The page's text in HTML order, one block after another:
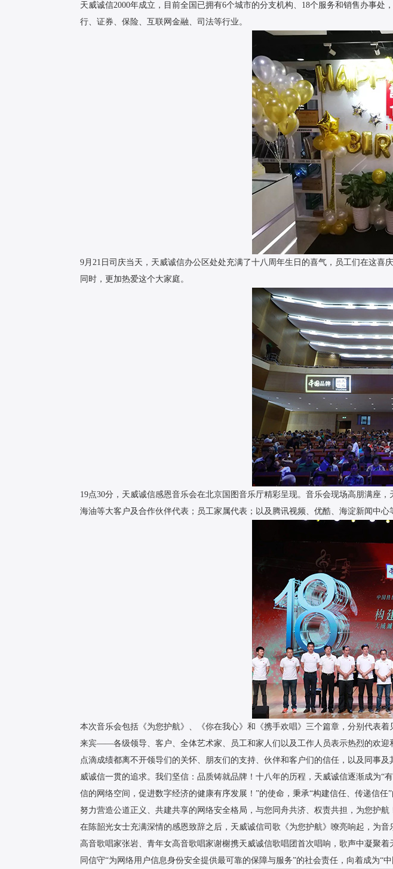
天威诚信2000年成立，目前全国已拥有6个城市的分支机构、18个服务和销售办事
行、证券、保险、互联网金融、司法等行业。
9月21日司庆当天，天威诚信办公区处处充满了十八周年生日的喜气，员工们在这
同时，更加热爱这个大家庭。
19点30分，天威诚信感恩音乐会在北京国图音乐厅精彩呈现。音乐会现场高朋满座
海油等大客户及合作伙伴代表；员工家属代表；以及腾讯视频、优酷、海淀新闻中心
本次音乐会包括《为您护航》、《你在我心》和《携手欢唱》三个篇章，分别代表
来宾——各级领导、客户、全体艺术家、员工和家人们以及工作人员表示热烈的欢迎
点滴成绩都离不开领导们的关怀、朋友们的支持、伙伴和客户们的信任，以及同事
威诚信一贯的追求。我们坚信：品质铸就品牌！十八年的历程，天威诚信逐渐成为“
信的网络空间，促进数字经济的健康有序发展！”的使命，秉承“构建信任、传递信
努力营造公道正义、共建共享的网络安全格局，与您同舟共济、权责共担，为您护航
在陈韶光女士充满深情的感恩致辞之后，天威诚信司歌《为您护航》嘹亮响起，为
高音歌唱家张岩、青年女高音歌唱家谢榭携天威诚信歌唱团首次唱响，歌声中凝聚
同信守“为网络用户信息身份安全提供最可靠的保障与服务”的社会责任，向着成为“